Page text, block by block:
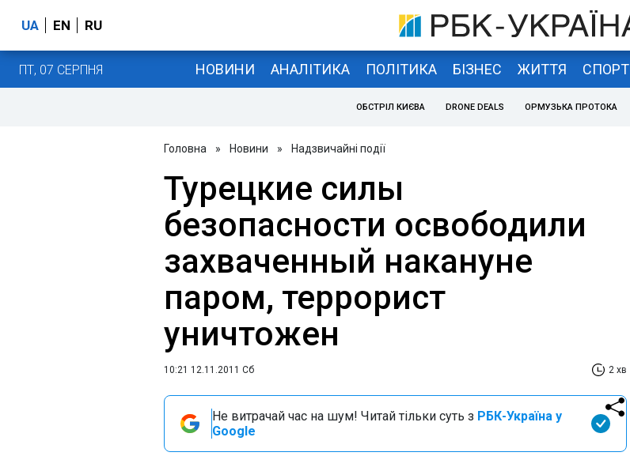
UA EN RU
ПТ, 07 СЕРПНЯ НОВИНИ АНАЛІТИКА ПОЛІТИКА БІЗНЕС ЖИТТЯ СПОРТ
ОБСТРІЛ КИЄВА DRONE DEALS ОРМУЗЬКА ПРОТОКА
Головна » Новини » Надзвичайні події
Турецкие силы
безопасности освободили
захваченный накануне
паром, террорист
уничтожен
10:21 12.11.2011 Сб 2 хв
Не витрачай час на шум! Читай тільки суть з РБК-Україна у
Google